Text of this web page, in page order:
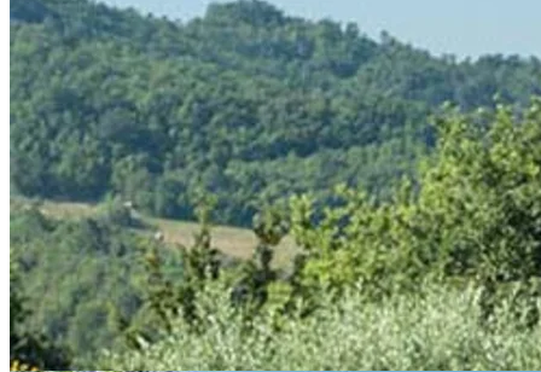
Smart og brugbart
Snooze Deck Chair er et smart og brugbart udendørsmøbel, som du
nemt kan folde sammen. Dette gør det nemt at flytte rundt, så
hvorfor ikke tage det med til stranden på en solskinsdag? Denne stol
passer lige godt på altanen, i haven og ved poolen.